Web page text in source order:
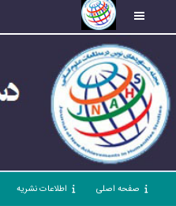
صفحه اصلی اطلاعات نشریه